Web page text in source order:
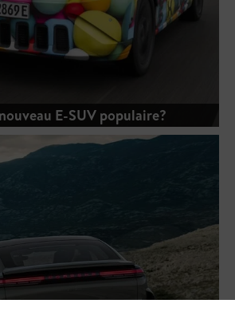
E-SUV populaire?